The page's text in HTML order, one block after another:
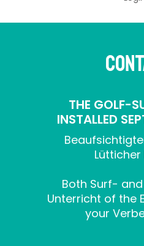
THE GOLF-
INSTALLED
Lütticher
Both Surf-
Unterricht of the
your